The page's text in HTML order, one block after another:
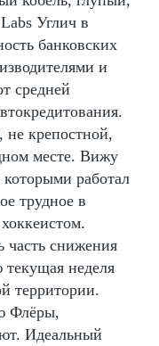
Углич в
банковских
и
средней
крепостной,
месте. Вижу
работал
трудное в
часть снижения
текущая неделя
территории.
Флёры,
Идеальный